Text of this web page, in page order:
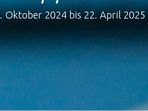
Oktober 2024 bis 22. April 2025